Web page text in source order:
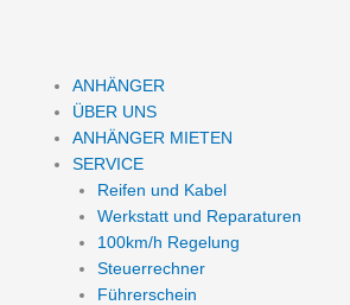
ANHÄNGER
ÜBER UNS
ANHÄNGER MIETEN
SERVICE
Reifen und Kabel
Werkstatt und Reparaturen
100km/h Regelung
Steuerrechner
Führerschein